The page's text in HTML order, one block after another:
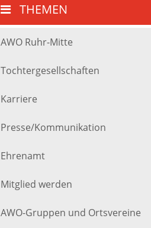
THEMEN
AWO Ruhr-Mitte
Tochtergesellschaften
Karriere
Presse/Kommunikation
Ehrenamt
Mitglied werden
AWO-Gruppen und Ortsvereine